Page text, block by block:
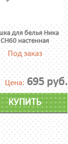
для белья Ника
СН60 настенная
Под заказ
Цена: 695 руб.
КУПИТЬ